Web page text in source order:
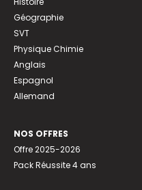
Géographie
SVT
Physique Chimie
Anglais
Espagnol
Allemand
NOS OFFRES
Offre 2025-2026
Pack Réussite 4 ans